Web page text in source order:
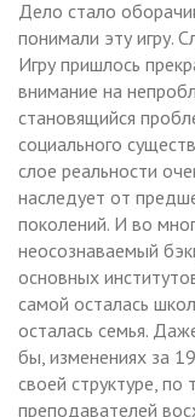
Дело стало
понимали эту игру.
Игру пришлось
внимание на
становящийся
социального
слое реальности
наследует от
поколений. И во
неосознаваемый
основных
самой осталась
осталась семья.
бы, изменениях за
своей структуре, по
преподавателей